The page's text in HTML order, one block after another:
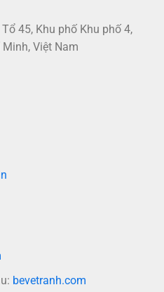
45, Khu phố Khu phố 4,
Việt Nam
bevetranh.com